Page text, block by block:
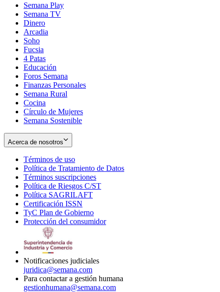
Semana Play
Semana TV
Dinero
Arcadia
Soho
in
new
window
Fucsia
in
new
window
4 Patas
Educación
Foros Semana
Finanzas Personales
Semana Rural
Cocina
Círculo de Mujeres
Semana Sostenible
Acerca de nosotros
Términos de uso
in
new
window
Política de Tratamiento de Datos
Términos suscripciones
in
Política de Riesgos C/ST
Política SAGRILAFT
new
window
Certificación ISSN
in
new
TyC Plan de Gobierno
in
Protección del consumidorOpens
Notificaciones judiciales
juridica@semana.com
Para contactar a gestión humana
gestionhumana@semana.com